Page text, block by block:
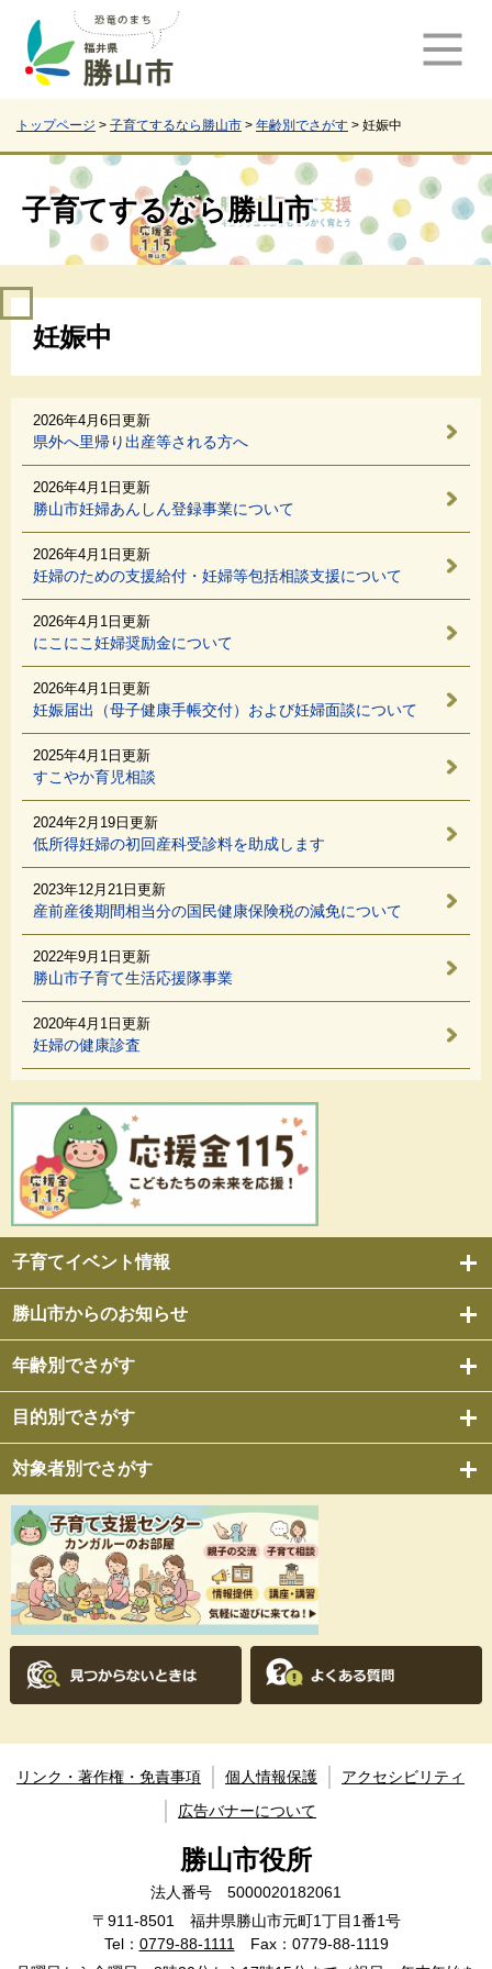
で
ば
へ
トップページ > 子育てするなら勝山市 > 年齢別でさがす > 妊娠中
子育てするなら勝山市
子育てイベント情報
勝山市からのお知らせ
年齢別でさがす
目的別でさがす
対象者別でさがす
妊娠中
県外へ里帰り出産等される方へ
2026年4月6日更新
勝山市妊婦あんしん登録事業について
2026年4月1日更新
妊婦のための支援給付・妊婦等包括相談支援について
2026年4月1日更新
にこにこ妊婦奨励金について
2026年4月1日更新
妊娠届出（母子健康手帳交付）および妊婦面談について
2026年4月1日更新
すこやか育児相談
2025年4月1日更新
低所得妊婦の初回産科受診料を助成します
2024年2月19日更新
産前産後期間相当分の国民健康保険税の減免について
2023年12月21日更新
勝山市子育て生活応援隊事業
2022年9月1日更新
妊婦の健康診査
2020年4月1日更新
リンク・著作権・免責事項 個人情報保護
アクセシビリティ
広告バナーについて
勝山市役所
法人番号 5000020182061
〒911-8501 福井県勝山市元町1丁目1番1号
Tel： 0779-88-1111
Fax：0779-88-1119